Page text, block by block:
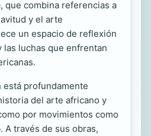
que combina referencias a
y el arte
un espacio de reflexión
las luchas que enfrentan
está profundamente
del arte africano y
por movimientos como
. A través de sus obras,